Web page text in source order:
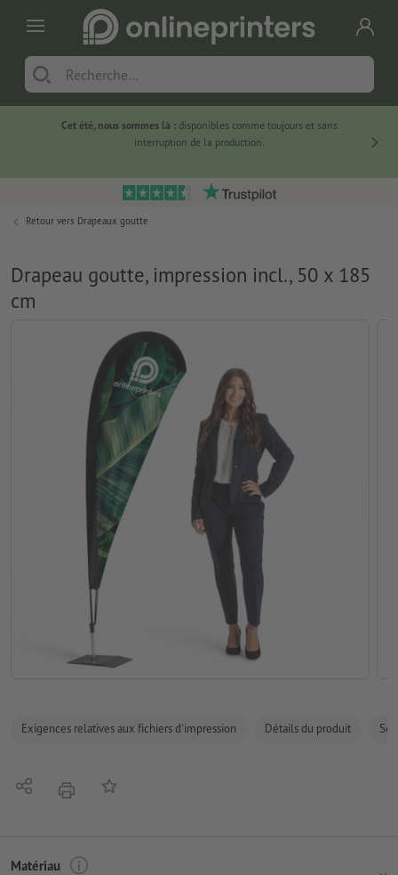
Cet été, nous sommes là :disponibles comme toujours et sans
interruption de la production.
Retour vers Drapeaux goutte
Drapeau goutte, impression incl., 50 x 185
cm
Exigences relatives aux fichiers d'impression Détails du produit
PartagerimprimerAjouter à liste d'article
Matériau